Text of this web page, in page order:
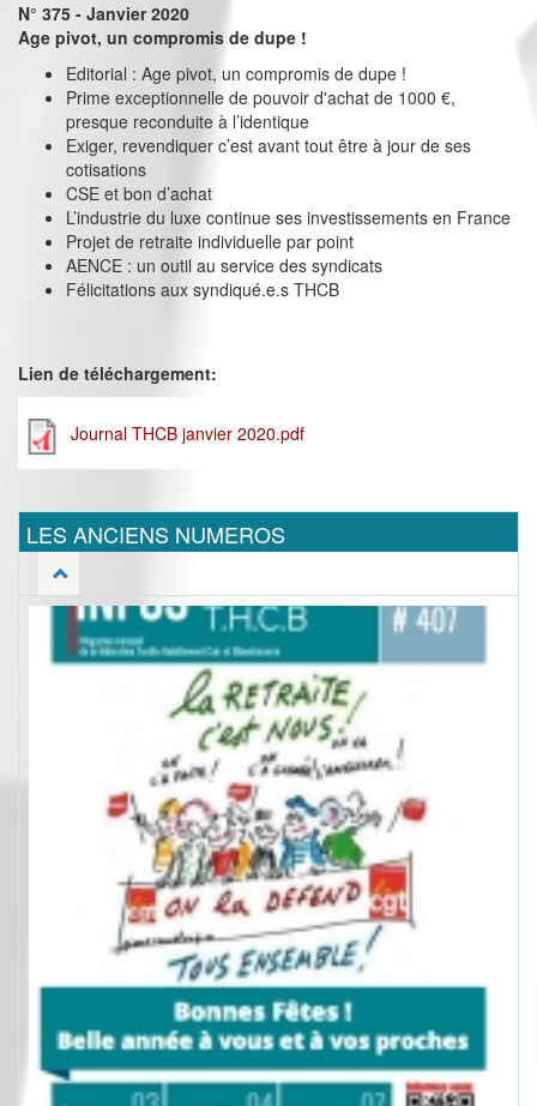
N° 375 - Janvier 2020
Age pivot, un compromis de dupe !
Editorial : Age pivot, un compromis de dupe !
Prime exceptionnelle de pouvoir d'achat de 1000 €,
presque reconduite à l’identique
Exiger, revendiquer c’est avant tout être à jour de ses
cotisations
CSE et bon d’achat
L’industrie du luxe continue ses investissements en France
Projet de retraite individuelle par point
AENCE : un outil au service des syndicats
Félicitations aux syndiqué.e.s THCB
Lien de téléchargement:
Journal THCB janvier 2020.pdf
LES ANCIENS NUMEROS